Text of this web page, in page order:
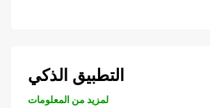
التطبيق الذكي
لمزيد من المعلومات